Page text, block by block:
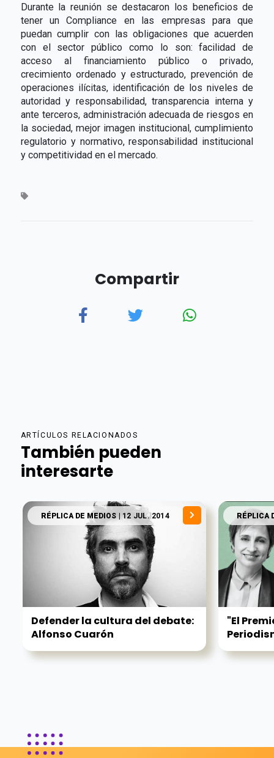
Durante la reunión se destacaron los beneficios de
tener un Compliance en las empresas para que
puedan cumplir con las obligaciones que acuerden
con el sector público como lo son: facilidad de
acceso al financiamiento público o privado,
crecimiento ordenado y estructurado, prevención de
operaciones ilícitas, identificación de los niveles de
autoridad y responsabilidad, transparencia interna y
ante terceros, administración adecuada de riesgos en
la sociedad, mejor imagen institucional, cumplimiento
regulatorio y normativo, responsabilidad institucional
y competitividad en el mercado.
Compartir
ARTÍCULOS RELACIONADOS
También pueden
interesarte
RÉPLICA DE MEDIOS | 12 JUL. 2014
Defender la cultura del debate:
Alfonso Cuarón
RÉPLICA
"El